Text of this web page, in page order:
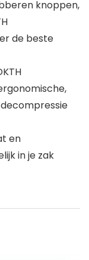
knoppen,
de beste
en
in je zak